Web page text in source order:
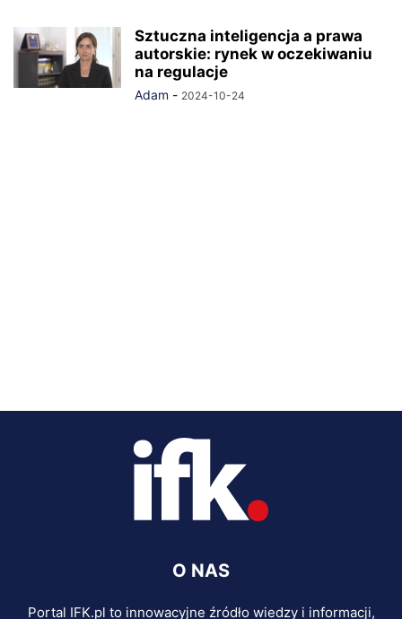
Sztuczna inteligencja a prawa
autorskie: rynek w oczekiwaniu
na regulacje
Adam - 2024-10-24
O NAS
Portal IFK.pl to innowacyjne źródło wiedzy i informacji,